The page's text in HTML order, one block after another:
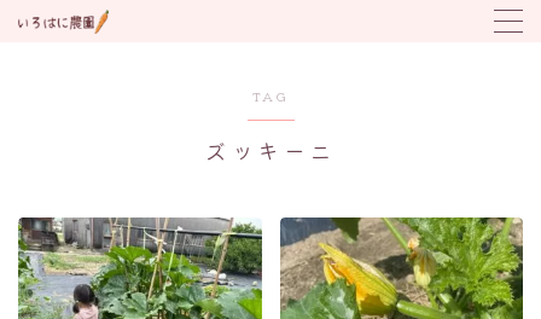
トラブル対応
植付け時期カレンダー
TAG
ズッキーニ